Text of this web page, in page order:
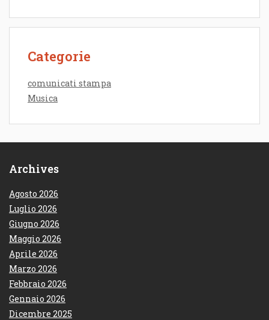
Categorie
comunicati stampa
Musica
Archives
Agosto 2026
Luglio 2026
Giugno 2026
Maggio 2026
Aprile 2026
Marzo 2026
Febbraio 2026
Gennaio 2026
Dicembre 2025